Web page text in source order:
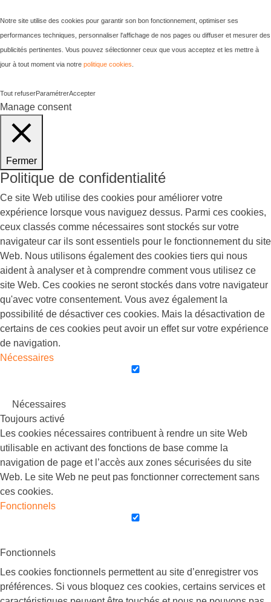
Notre site utilise des cookies pour garantir son bon fonctionnement, optimiser ses
performances techniques, personnaliser l'affichage de nos pages ou diffuser et mesurer des
publicités pertinentes. Vous pouvez sélectionner ceux que vous acceptez et les mettre à
jour à tout moment via notre politique cookies
Tout refuserParamétrerAccepter
Manage consent
Fermer
Politique de confidentialité
Ce site Web utilise des cookies pour améliorer votre
expérience lorsque vous naviguez dessus. Parmi ces cookies,
ceux classés comme nécessaires sont stockés sur votre
navigateur car ils sont essentiels pour le fonctionnement du site
Web. Nous utilisons également des cookies tiers qui nous
aident à analyser et à comprendre comment vous utilisez ce
site Web. Ces cookies ne seront stockés dans votre navigateur
qu'avec votre consentement. Vous avez également la
possibilité de désactiver ces cookies. Mais la désactivation de
certains de ces cookies peut avoir un effet sur votre expérience
de navigation.
Nécessaires
Nécessaires
Toujours activé
Les cookies nécessaires contribuent à rendre un site Web
utilisable en activant des fonctions de base comme la
navigation de page et l’accès aux zones sécurisées du site
Web. Le site Web ne peut pas fonctionner correctement sans
ces cookies.
Fonctionnels
Fonctionnels
Les cookies fonctionnels permettent au site d’enregistrer vos
préférences. Si vous bloquez ces cookies, certains services et